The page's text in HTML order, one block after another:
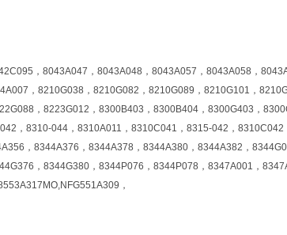
，8043A047，8043A048，8043A057，8043A058，
，8210G038，8210G082，8210G089，8210G101，
，8223G012，8300B403，8300B404，8300G403，
，8310-044，8310A011，8310C041，8315-042，8310C042
，8344A376，8344A378，8344A380，8344A382，
，8344G380，8344P076，8344P078，8347A001，
，